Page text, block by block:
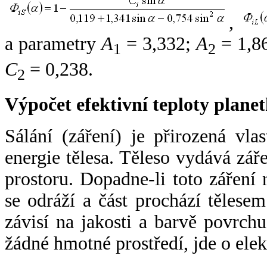
,
a parametryA1 = 3,332;A2 =
C2 = 0,238.
Výpočet efektivní teploty
Sálání (záření) je přirozená
energie tělesa. Těleso vydává
prostoru. Dopadne-li toto záření
se odráží a část prochází
závisí na jakosti a barvě
žádné hmotné prostředí, jde o